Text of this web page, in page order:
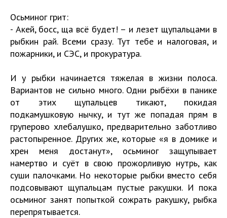
Осьминог грит:
- Акей, босс, ща всё будет! – и лезет щупальцами в
рыбкин рай. Всеми сразу. Тут тебе и налоговая, и
пожарники, и СЭС, и прокуратура.
И у рыбки начинается тяжелая в жизни полоса.
Вариантов не сильно много. Одни рыбёхи в панике
от этих щупальцев тикают, покидая
подкамушковую нычку, и тут же попадая прям в
груперово хлебалушко, предварительно заботливо
растопыренное. Других же, которые «я в домике и
хрен меня достанут», осьминог защупывает
намертво и суёт в свою прожорливую нутрь, как
суши палочками. Но некоторые рыбки вместо себя
подсовывают щупальцам пустые ракушки. И пока
осьминог занят попыткой сожрать ракушку, рыбка
перепрятывается.